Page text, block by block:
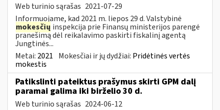
Web turinio sąrašas 2021-07-29
Informuojame, kad 2021 m. liepos 29 d. Valstybinė
mokesčių inspekcija prie Finansų ministerijos parengė
pranešimą dėl reikalavimo paskirti fiskalinį agentą
Jungtinės...
Metai: 2021 Mokesčiai ir jų dydžiai: Pridėtinės vertės
mokestis
Patikslinti pateiktus prašymus skirti GPM dalį
paramai galima iki birželio 30 d.
Web turinio sąrašas 2024-06-12